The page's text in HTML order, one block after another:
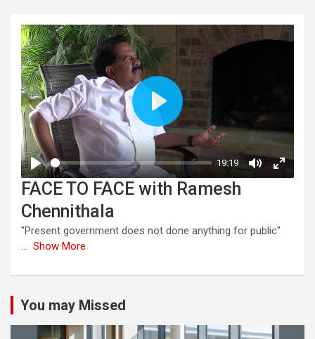
FACE TO FACE with Ramesh
Chennithala
"Present government does not done anything for public"
... Show More
You may Missed